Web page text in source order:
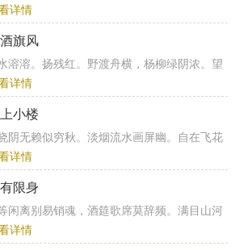
详情
旗风
溶溶。扬残红。野渡舟横，杨柳绿阴浓。望
详情
小楼
阴无赖似穷秋。淡烟流水画屏幽。自在飞花
详情
限身
闲离别易销魂，酒筵歌席莫辞频。满目山河
详情